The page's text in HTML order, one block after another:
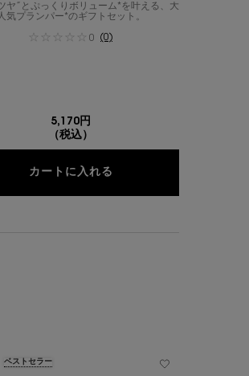
2/13
プランパー、3/13
ン グロスプランパー、4/13
スプランパー、5/13
グロスプランパー、6/13
ブラウン のカラー YSL ラブシャイン グロスプランパ
のカラー YSL ラブシャイン グロスプランパー、8/13
ラブシャイン グロスプランパー、9/13
プランパー & YSL ラブシャイン リップス
ヤ”とぷっくりボリューム*を叶える、大
気プランパー*のギフトセット。
0 (0)
5,170円
（税込）
カートに入れる
ベストセラー